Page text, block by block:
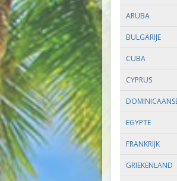
ARUBA
BULGARIJE
CUBA
CYPRUS
EGYPTE
FRANKRIJK
GRIEKENLAND